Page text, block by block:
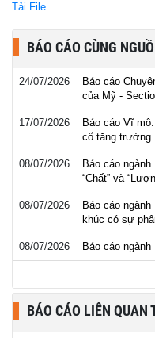
Tải File
BÁO CÁO CÙNG
24/07/2026
Báo cáo
của Mỹ -
17/07/2026
Báo cáo Vĩ
cố tăng trưởng
08/07/2026
Báo cáo
“Chất” và
08/07/2026
Báo cáo
khúc có sự
08/07/2026 Báo cáo
BÁO CÁO LIÊN QUAN